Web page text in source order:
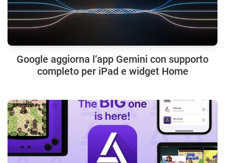
Google aggiorna l’app Gemini con supporto
completo per iPad e widget Home